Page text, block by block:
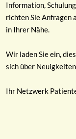
Information,
richten Sie Anfragen
in Ihrer Nähe.
Wir laden Sie ein,
sich über
Ihr Netzwerk